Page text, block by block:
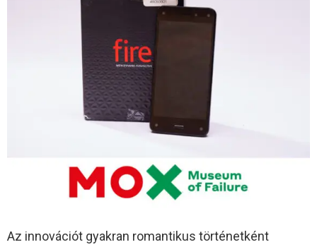
Az innovációt gyakran romantikus történetként